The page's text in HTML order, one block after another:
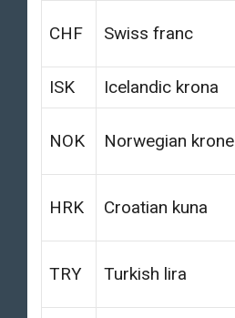
CHF Swiss franc
ISK Icelandic krona
NOK Norwegian krone
HRK Croatian kuna
TRY Turkish lira